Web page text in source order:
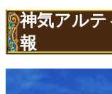
神気アル
報